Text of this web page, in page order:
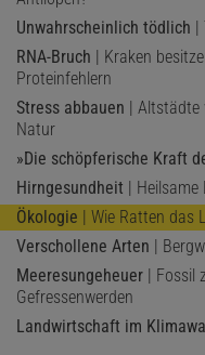
Unwahrscheinlich tödlich |
RNA-Bruch | Kraken
Proteinfehlern
Stress abbauen | Altstädte
Natur
»Die schöpferische Kraft
Hirngesundheit |
Ökologie | Wie Ratten das
Verschollene Arten |
Meeresungeheuer | Fossil
Gefressenwerden
Landwirtschaft im